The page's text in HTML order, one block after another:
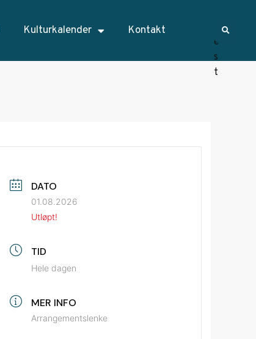
Kulturkalender Kontakt
DATO
01.08.2026
Utløpt!
TID
Hele dagen
MER INFO
Arrangementslenke